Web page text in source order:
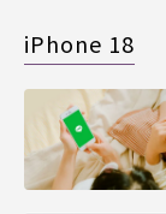
iPhone 18